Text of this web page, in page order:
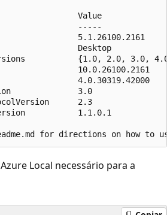
Value
-----
5.1.26100.2161
Desktop
{1.0, 2.0, 3.0,
10.0.26100.2161
4.0.30319.42000
3.0
2.3
1.1.0.1
Local necessário para a